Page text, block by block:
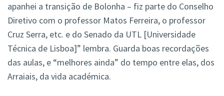
apanhei a transição de Bolonha – fiz parte do Conselho
Diretivo com o professor Matos Ferreira, o professor
Cruz Serra, etc. e do Senado da UTL [Universidade
Técnica de Lisboa]” lembra. Guarda boas recordações
das aulas, e “melhores ainda” do tempo entre elas, dos
Arraiais, da vida académica.